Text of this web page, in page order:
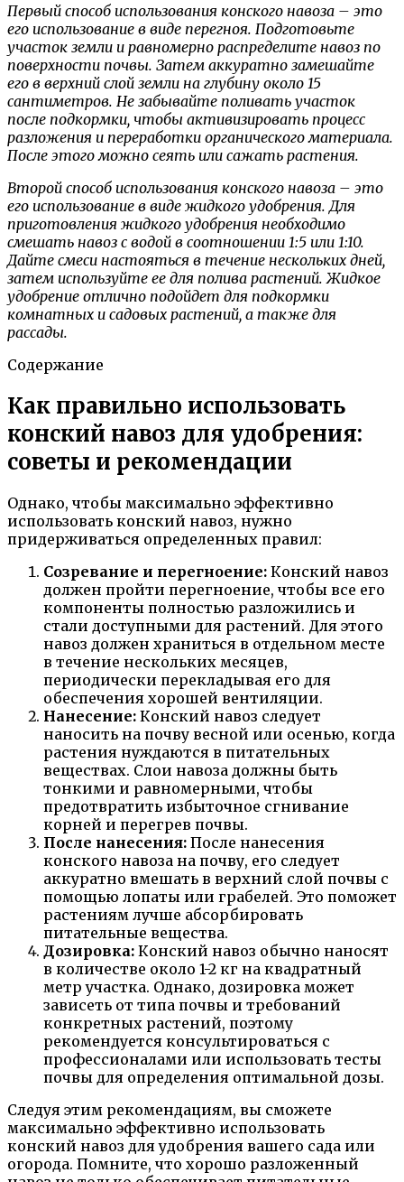
Первый способ использования конского навоза – это
его использование в виде перегноя. Подготовьте
участок земли и равномерно распределите навоз по
поверхности почвы. Затем аккуратно замешайте
его в верхний слой земли на глубину около 15
сантиметров. Не забывайте поливать участок
после подкормки, чтобы активизировать процесс
разложения и переработки органического материала.
После этого можно сеять или сажать растения.
Второй способ использования конского навоза – это
его использование в виде жидкого удобрения. Для
приготовления жидкого удобрения необходимо
смешать навоз с водой в соотношении 1:5 или 1:10.
Дайте смеси настояться в течение нескольких дней,
затем используйте ее для полива растений. Жидкое
удобрение отлично подойдет для подкормки
комнатных и садовых растений, а также для
рассады.
Содержание
Как правильно использовать
конский навоз для удобрения:
советы и рекомендации
Однако, чтобы максимально эффективно
использовать конский навоз, нужно
придерживаться определенных правил:
Созревание и перегноение: Конский навоз
должен пройти перегноение, чтобы все его
компоненты полностью разложились и
стали доступными для растений. Для этого
навоз должен храниться в отдельном месте
в течение нескольких месяцев,
периодически перекладывая его для
обеспечения хорошей вентиляции.
Нанесение: Конский навоз следует
наносить на почву весной или осенью, когда
растения нуждаются в питательных
веществах. Слои навоза должны быть
тонкими и равномерными, чтобы
предотвратить избыточное сгнивание
корней и перегрев почвы.
После нанесения: После нанесения
конского навоза на почву, его следует
аккуратно вмешать в верхний слой почвы с
помощью лопаты или грабелей. Это поможет
растениям лучше абсорбировать
питательные вещества.
Дозировка: Конский навоз обычно наносят
в количестве около 1-2 кг на квадратный
метр участка. Однако, дозировка может
зависеть от типа почвы и требований
конкретных растений, поэтому
рекомендуется консультироваться с
профессионалами или использовать тесты
почвы для определения оптимальной дозы.
Следуя этим рекомендациям, вы сможете
максимально эффективно использовать
конский навоз для удобрения вашего сада или
огорода. Помните, что хорошо разложенный